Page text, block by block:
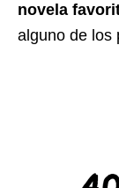
novela
alguno de los